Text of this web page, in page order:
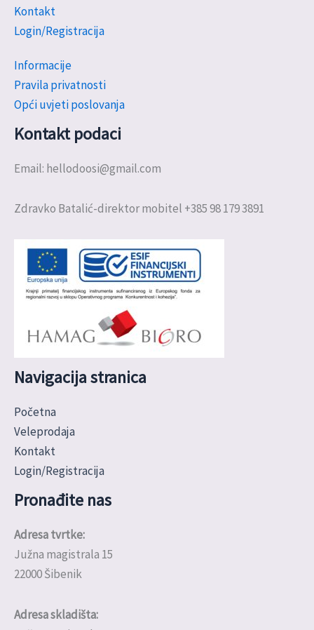
Kontakt
Login/Registracija
Informacije
Pravila privatnosti
Opći uvjeti poslovanja
Kontakt podaci
Email: hellodoosi@gmail.com
Zdravko Batalić-direktor mobitel +385 98 179 3891
Navigacija stranica
Početna
Veleprodaja
Kontakt
Login/Registracija
Pronađite nas
Adresa tvrtke:
Južna magistrala 15
22000 Šibenik
Adresa skladišta: